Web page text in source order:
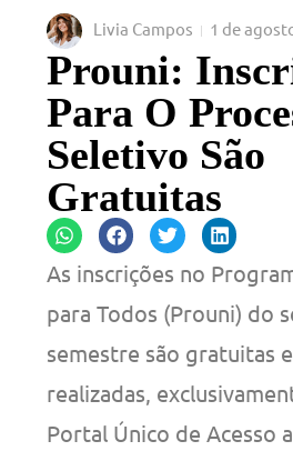
Livia Campos 1 de
Prouni:
Para O
Seletivo São
Gratuitas
As inscrições no
para Todos (Prouni) do
semestre são gratuitas
realizadas,
Portal Único de Acesso